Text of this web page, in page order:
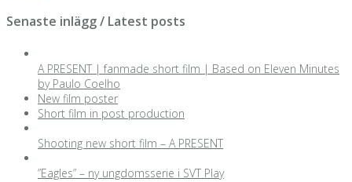
Senaste inlägg / Latest posts
A PRESENT | fanmade short film | Based on Eleven Minutes
by Paulo Coelho
New film poster
Short film in post production
Shooting new short film – A PRESENT
”Eagles” – ny ungdomsserie i SVT Play